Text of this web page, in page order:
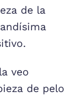
de la
veo
de pelo